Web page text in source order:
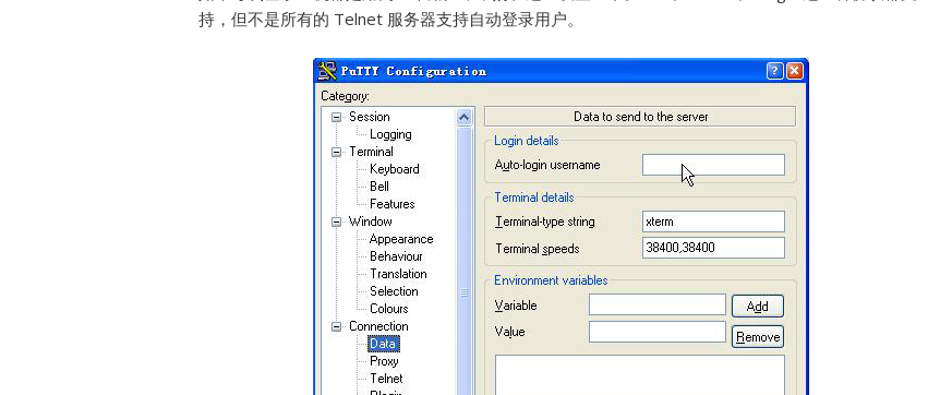
持，但不是所有的 Telnet 服务器支持自动登录用户。